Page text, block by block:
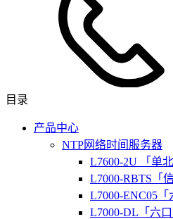
目录
产品中心
NTP网络时间服务器
L7600-2U 「单
L7000-RBTS「
L7000-ENC05「
L7000-DL「六口